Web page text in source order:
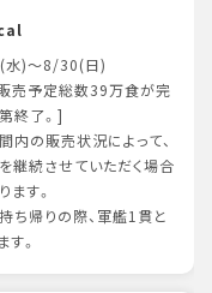
)～8/30(日)
売予定総数39万食が完
終了。]
内の販売状況によって、
継続させていただく場合
ます。
ち帰りの際、軍艦1貫と
す。